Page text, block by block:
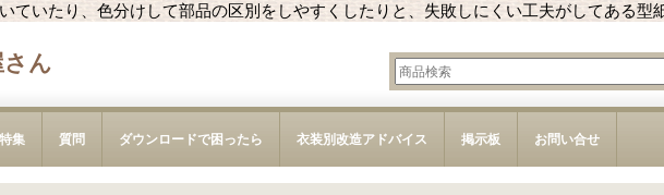
いたり、色分けして部品の区別をしやすくしたりと、失敗しにくい工夫がしてある型
ん
特集 質問 ダウンロードで困ったら 衣装別改造アドバイス 掲示板 お問い合せ